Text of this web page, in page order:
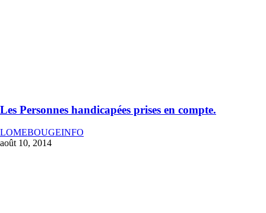
Les Personnes handicapées prises en compte.
LOMEBOUGEINFO
août 10, 2014